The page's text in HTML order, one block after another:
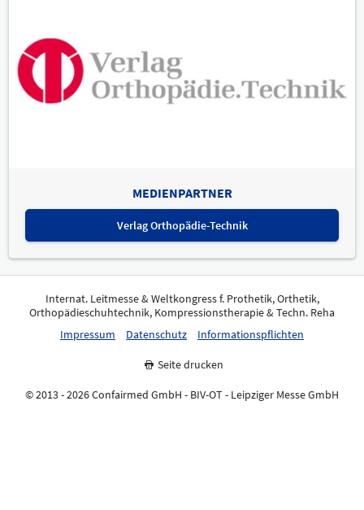
MEDIENPARTNER
Verlag Orthopädie-Technik
Internat. Leitmesse & Weltkongress f. Prothetik, Orthetik,
Orthopädieschuhtechnik, Kompressionstherapie & Techn. Reha
Impressum
Datenschutz Informationspflichten
Seite drucken
© 2013 - 2026 Confairmed GmbH - BIV-OT - Leipziger Messe GmbH